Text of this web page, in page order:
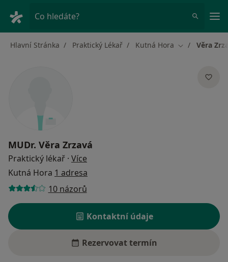
Co hledáte?
Hlavní Stránka Praktický Lékař Kutná Hora Změna města
Věra
MUDr. Věra Zrzavá
Praktický lékař · Více
Kutná Hora 1 adresa
10 názorů
Kontaktní údaje
Rezervovat termín